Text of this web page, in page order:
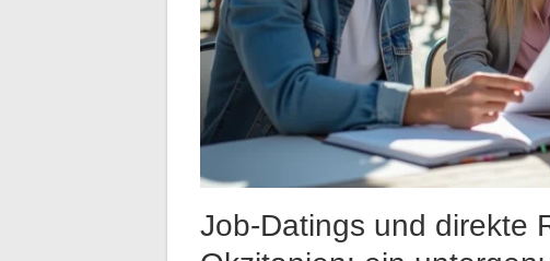
Job-Datings und direkte